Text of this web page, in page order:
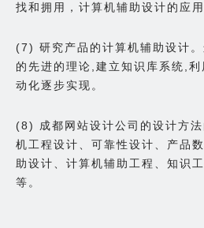
找和拥用，计算机辅助设计的应用
(7) 研究产品的计算机辅助设计
的先进的理论,建立知识库系统,利
动化逐步实现。
(8) 成都网站设计公司的设计方
机工程设计、可靠性设计、产品
助设计、计算机辅助工程、知识
等。